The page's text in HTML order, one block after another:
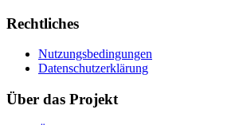
Rechtliches
Nutzungsbedingungen
Datenschutzerklärung
Über das Projekt